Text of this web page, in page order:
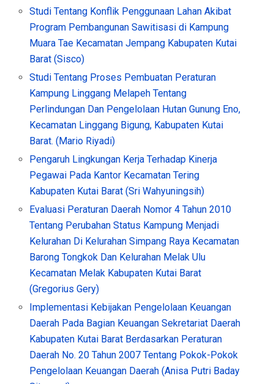
Studi Tentang Konflik Penggunaan Lahan Akibat
Program Pembangunan Sawitisasi di Kampung
Muara Tae Kecamatan Jempang Kabupaten Kutai
Barat (Sisco)
Studi Tentang Proses Pembuatan Peraturan
Kampung Linggang Melapeh Tentang
Perlindungan Dan Pengelolaan Hutan Gunung Eno,
Kecamatan Linggang Bigung, Kabupaten Kutai
Barat. (Mario Riyadi)
Pengaruh Lingkungan Kerja Terhadap Kinerja
Pegawai Pada Kantor Kecamatan Tering
Kabupaten Kutai Barat (Sri Wahyuningsih)
Evaluasi Peraturan Daerah Nomor 4 Tahun 2010
Tentang Perubahan Status Kampung Menjadi
Kelurahan Di Kelurahan Simpang Raya Kecamatan
Barong Tongkok Dan Kelurahan Melak Ulu
Kecamatan Melak Kabupaten Kutai Barat
(Gregorius Gery)
Implementasi Kebijakan Pengelolaan Keuangan
Daerah Pada Bagian Keuangan Sekretariat Daerah
Kabupaten Kutai Barat Berdasarkan Peraturan
Daerah No. 20 Tahun 2007 Tentang Pokok-Pokok
Pengelolaan Keuangan Daerah (Anisa Putri Baday